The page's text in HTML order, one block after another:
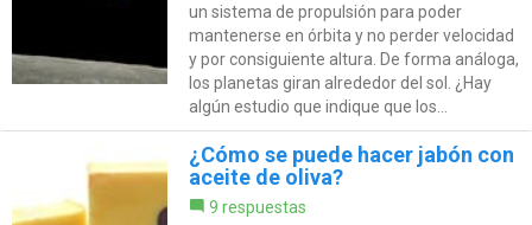
un sistema de propulsión para poder
mantenerse en órbita y no perder velocidad
y por consiguiente altura. De forma análoga,
los planetas giran alrededor del sol. ¿Hay
algún estudio que indique que los...
¿Cómo se puede hacer jabón con
aceite de oliva?
9 respuestas